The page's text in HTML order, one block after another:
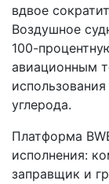
вдвое
Воздушное
100-
авиационным
углерода.
Платформа
исполнения:
заправщик и